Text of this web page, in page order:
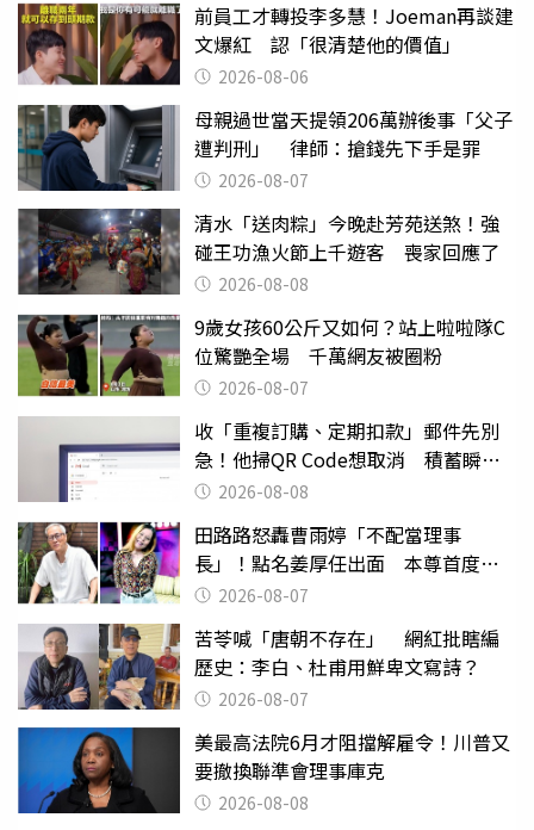
前員工才轉投李多慧！Joeman再談建
文爆紅 認「很清楚他的價值」
2026-08-06
母親過世當天提領206萬辦後事「父子
遭判刑」 律師：搶錢先下手是罪
2026-08-07
清水「送肉粽」今晚赴芳苑送煞！強
碰王功漁火節上千遊客 喪家回應了
2026-08-08
9歲女孩60公斤又如何？站上啦啦隊C
位驚艷全場 千萬網友被圈粉
2026-08-07
收「重複訂購、定期扣款」郵件先別
急！他掃QR Code想取消 積蓄瞬間
蒸發2026-08-08
田路路怒轟曹雨婷「不配當理事
長」！點名姜厚任出面 本尊首度回
應了2026-08-07
苦苓喊「唐朝不存在」 網紅批瞎編
歷史：李白、杜甫用鮮卑文寫詩？
2026-08-07
美最高法院6月才阻擋解雇令！川普又
要撤換聯準會理事庫克
2026-08-08